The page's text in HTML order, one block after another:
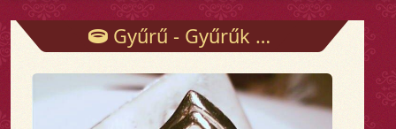
Gyűrű - Gyűrűk - Arany és ezüst ékszerek